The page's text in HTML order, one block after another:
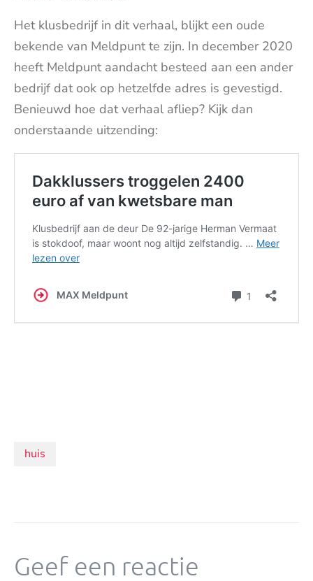
Het klusbedrijf in dit verhaal, blijkt een oude
bekende van Meldpunt te zijn. In december 2020
heeft Meldpunt aandacht besteed aan een ander
bedrijf dat ook op hetzelfde adres is gevestigd.
Benieuwd hoe dat verhaal afliep? Kijk dan
onderstaande uitzending:
Onderwerpen:
huis
Geef een reactie